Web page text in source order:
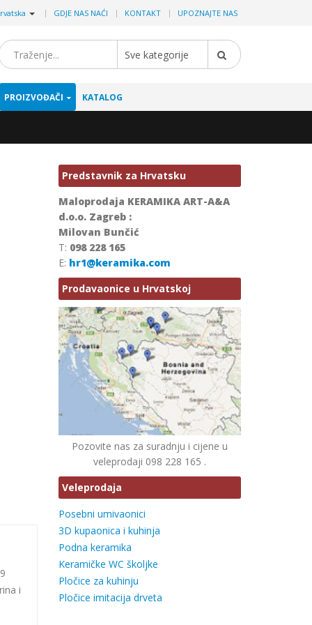
| GDJE NAS NAĆI KONTAKT UPOZNAJTE NAS
Sve kategorije
PROIZVOĐAČI KATALOG
i
Predstavnik za Hrvatsku
Maloprodaja KERAMIKA ART-A&A
d.o.o. Zagreb :
Milovan Bunčić
T: 098 228 165
E: hr1@keramika.com
Prodavaonice u Hrvatskoj
Pozovite nas za suradnju i cijene u
veleprodaji 098 228 165 .
Veleprodaja
Posebni umivaonici
3D kupaonica i kuhinja
Podna keramika
Keramičke WC školjke
Pločice za kuhinju
Pločice imitacija drveta